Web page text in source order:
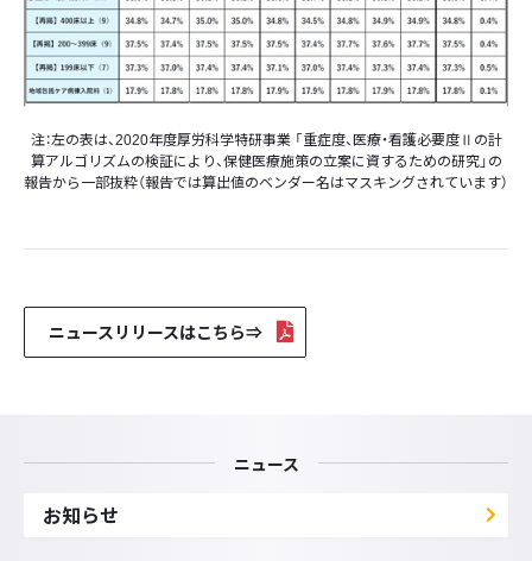
注：左の表は、2020年度厚労科学特研事業 「重症度、医療・看護必要度Ⅱの計
算アルゴリズムの検証により、保健医療施策の立案に資するための研究」の
報告から一部抜粋（報告では算出値のベンダー名はマスキングされています）
ニュースリリースはこちら⇒
ニュース
お知らせ